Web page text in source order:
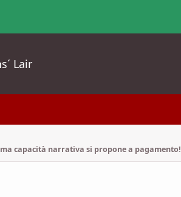
Lair
capacità narrativa si propone a pagamento!